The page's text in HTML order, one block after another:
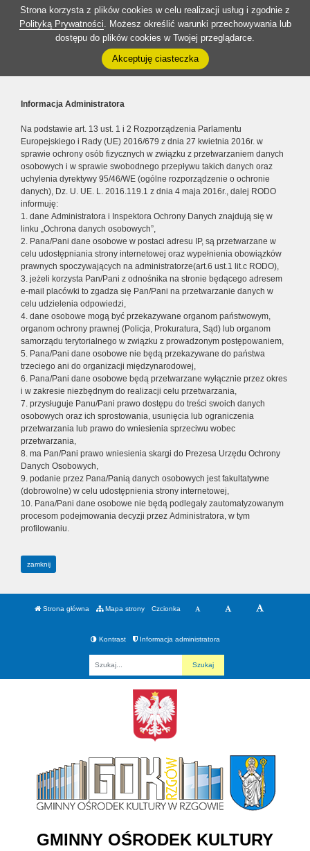
Strona korzysta z plików cookies w celu realizacji usług i zgodnie z
Polityką Prywatności. Możesz określić warunki przechowywania lub
dostępu do plików cookies w Twojej przeglądarce.
Akceptuję ciasteczka
Informacja Administratora
Na podstawie art. 13 ust. 1 i 2 Rozporządzenia Parlamentu
Europejskiego i Rady (UE) 2016/679 z dnia 27 kwietnia 2016r. w
sprawie ochrony osób fizycznych w związku z przetwarzaniem danych
osobowych i w sprawie swobodnego przepływu takich danych oraz
uchylenia dyrektywy 95/46/WE (ogólne rozporządzenie o ochronie
danych), Dz. U. UE. L. 2016.119.1 z dnia 4 maja 2016r., dalej RODO
informuję:
1. dane Administratora i Inspektora Ochrony Danych znajdują się w
linku „Ochrona danych osobowych”,
2. Pana/Pani dane osobowe w postaci adresu IP, są przetwarzane w
celu udostępniania strony internetowej oraz wypełnienia obowiązków
prawnych spoczywających na administratorze(art.6 ust.1 lit.c RODO),
3. jeżeli korzysta Pan/Pani z odnośnika na stronie będącego adresem
e-mail placówki to zgadza się Pan/Pani na przetwarzanie danych w
celu udzielenia odpowiedzi,
4. dane osobowe mogą być przekazywane organom państwowym,
organom ochrony prawnej (Policja, Prokuratura, Sąd) lub organom
samorządu terytorialnego w związku z prowadzonym postępowaniem,
5. Pana/Pani dane osobowe nie będą przekazywane do państwa
trzeciego ani do organizacji międzynarodowej,
6. Pana/Pani dane osobowe będą przetwarzane wyłącznie przez okres
i w zakresie niezbędnym do realizacji celu przetwarzania,
7. przysługuje Panu/Pani prawo dostępu do treści swoich danych
osobowych oraz ich sprostowania, usunięcia lub ograniczenia
przetwarzania lub prawo do wniesienia sprzeciwu wobec
przetwarzania,
8. ma Pan/Pani prawo wniesienia skargi do Prezesa Urzędu Ochrony
Danych Osobowych,
9. podanie przez Pana/Panią danych osobowych jest fakultatywne
(dobrowolne) w celu udostępnienia strony internetowej,
10. Pana/Pani dane osobowe nie będą podlegały zautomatyzowanym
procesom podejmowania decyzji przez Administratora, w tym
profilowaniu.
zamknij
Strona główna Mapa strony Czcionka
Kontrast Informacja administratora
GMINNY OŚRODEK KULTURY